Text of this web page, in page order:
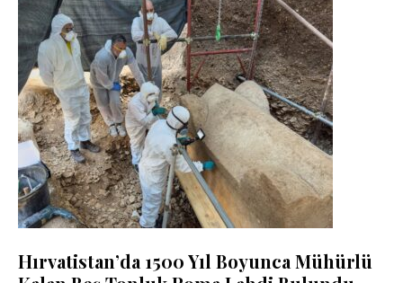
Hırvatistan’da 1500 Yıl Boyunca Mühürlü